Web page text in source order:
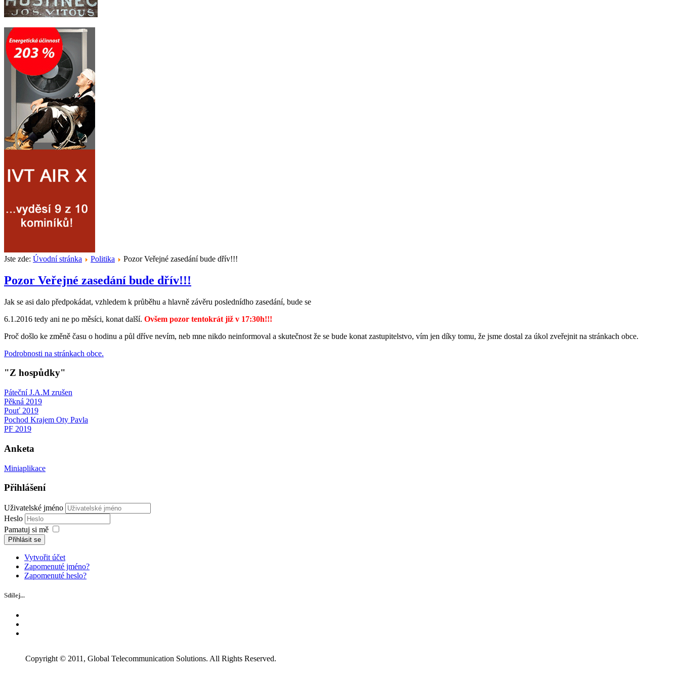
Jste zde: Úvodní stránka Politika Pozor Veřejné zasedání bude dřív!!!
Pozor Veřejné zasedání bude dřív!!!
Jak se asi dalo předpokádat, vzhledem k průběhu a hlavně závěru poslednídho zasedání, bude se
6.1.2016 tedy ani ne po měsíci, konat další. Ovšem pozor tentokrát již v 17:30h!!!
Proč došlo ke změně času o hodinu a půl dříve nevím, neb mne nikdo neinformoval a skutečnost že se bude konat zastupitelstvo, vím jen díky tomu, že jsme dostal za úkol zveřejnit na stránkach obce.
Podrobnosti na stránkach obce.
"Z hospůdky"
Páteční J.A.M zrušen
Pěkná 2019
Pouť 2019
Pochod Krajem Oty Pavla
PF 2019
Anketa
Miniaplikace
Přihlášení
Uživatelské jméno
Heslo
Pamatuj si mě
Přihlásit se
Vytvořit účet
Zapomenuté jméno?
Zapomenuté heslo?
Sdílej...
Copyright © 2011, Global Telecommunication Solutions. All Rights Reserved.